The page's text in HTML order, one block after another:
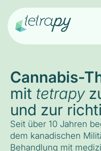
Cannabis-
mit tetrapy
und zur
Seit über 10 Jahren
dem kanadischen
Behandlung mit